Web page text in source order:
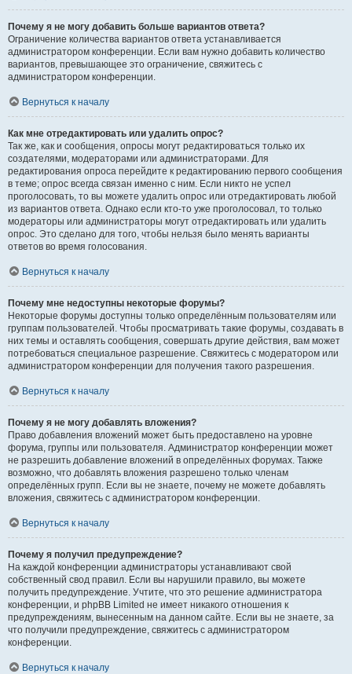
Почему я не могу добавить больше вариантов ответа?
Ограничение количества вариантов ответа устанавливается
администратором конференции. Если вам нужно добавить количество
вариантов, превышающее это ограничение, свяжитесь с
администратором конференции.
Вернуться к началу
Как мне отредактировать или удалить опрос?
Так же, как и сообщения, опросы могут редактироваться только их
создателями, модераторами или администраторами. Для
редактирования опроса перейдите к редактированию первого сообщения
в теме; опрос всегда связан именно с ним. Если никто не успел
проголосовать, то вы можете удалить опрос или отредактировать любой
из вариантов ответа. Однако если кто-то уже проголосовал, то только
модераторы или администраторы могут отредактировать или удалить
опрос. Это сделано для того, чтобы нельзя было менять варианты
ответов во время голосования.
Вернуться к началу
Почему мне недоступны некоторые форумы?
Некоторые форумы доступны только определённым пользователям или
группам пользователей. Чтобы просматривать такие форумы, создавать в
них темы и оставлять сообщения, совершать другие действия, вам может
потребоваться специальное разрешение. Свяжитесь с модератором или
администратором конференции для получения такого разрешения.
Вернуться к началу
Почему я не могу добавлять вложения?
Право добавления вложений может быть предоставлено на уровне
форума, группы или пользователя. Администратор конференции может
не разрешить добавление вложений в определённых форумах. Также
возможно, что добавлять вложения разрешено только членам
определённых групп. Если вы не знаете, почему не можете добавлять
вложения, свяжитесь с администратором конференции.
Вернуться к началу
Почему я получил предупреждение?
На каждой конференции администраторы устанавливают свой
собственный свод правил. Если вы нарушили правило, вы можете
получить предупреждение. Учтите, что это решение администратора
конференции, и phpBB Limited не имеет никакого отношения к
предупреждениям, вынесенным на данном сайте. Если вы не знаете, за
что получили предупреждение, свяжитесь с администратором
конференции.
Вернуться к началу